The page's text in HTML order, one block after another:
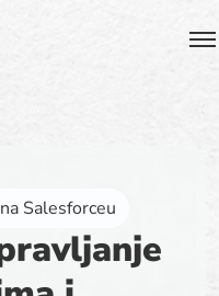
Salesforceu